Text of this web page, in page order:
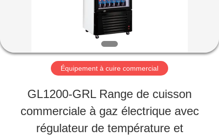
VIDÉOS
SPECTACLE
Équipement à cuire commercial
GL1200-GRL Range de cuisson
commerciale à gaz électrique avec
régulateur de température et